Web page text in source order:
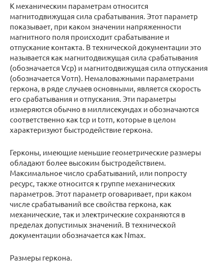
К механическим параметрам относится
магнитодвижущая сила срабатывания. Этот параметр
показывает, при каком значении напряженности
магнитного поля происходит срабатывание и
отпускание контакта. В технической документации это
называется как магнитодвижущая сила срабатывания
(обозначается Vср) и магнитодвижущая сила отпускания
(обозначается Vотп). Немаловажными параметрами
геркона, в ряде случаев основными, является скорость
его срабатывания и отпускания. Эти параметры
измеряются обычно в миллисекундах и обозначаются
соответственно как tср и tотп, которые в целом
характеризуют быстродействие геркона.
Герконы, имеющие меньшие геометрические размеры
обладают более высоким быстродействием.
Максимальное число срабатываний, или попросту
ресурс, также относится к группе механических
параметров. Этот параметр оговаривает, при каком
числе срабатываний все свойства геркона, как
механические, так и электрические сохраняются в
пределах допустимых значений. В технической
документации обозначается как Nmax.
Размеры геркона.